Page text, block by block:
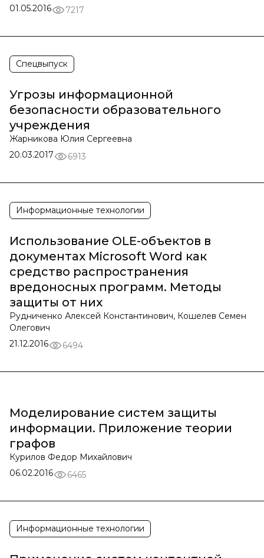
01.05.2016
7217
Спецвыпуск
Угрозы информационной
безопасности образовательного
учреждения
Жарникова Юлия Сергеевна
20.03.2017
6913
Информационные технологии
Использование OLE-объектов в
документах Microsoft Word как
средство распространения
вредоносных программ. Методы
защиты от них
Рудниченко Алексей Константинович, Кошелев Семен
Олегович
21.12.2016
6494
Моделирование систем защиты
информации. Приложение теории
графов
Курилов Федор Михайлович
06.02.2016
6465
Информационные технологии